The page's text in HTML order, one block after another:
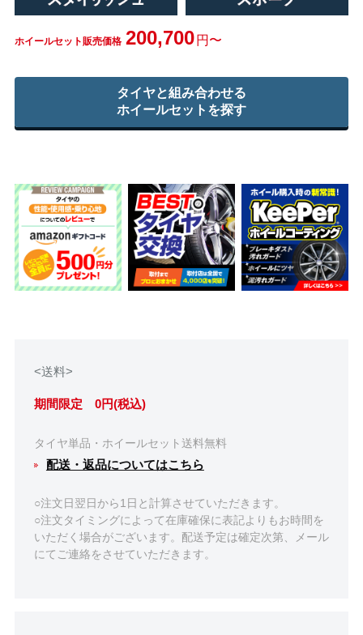
ホイールセット販売価格 200,700 円〜
タイヤと組み合わせる
ホイールセットを探す
<送料>
期間限定 0円(税込)
タイヤ単品・ホイールセット送料無料
配送・返品についてはこちら
○注文日翌日から1日と計算させていただきます。
○注文タイミングによって在庫確保に表記よりもお時間を
いただく場合がございます。配送予定は確定次第、メール
にてご連絡をさせていただきます。